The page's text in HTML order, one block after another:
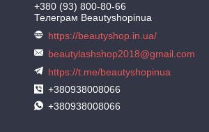
+380 (93) 800-80-66
Телеграм Beautyshopinua
https://beautyshop.in.ua/
beautylashshop2018@gmail.com
https://t.me/beautyshopinua
+380938008066
+380938008066